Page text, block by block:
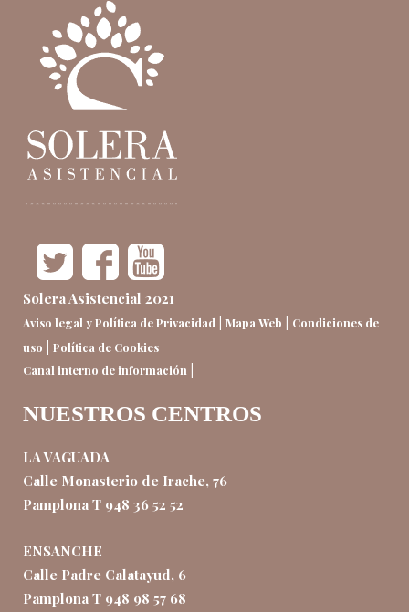
Solera Asistencial 2021
Aviso legal y Política de Privacidad | Mapa Web | Condiciones de
uso | Política de Cookies
Canal interno de información |
NUESTROS CENTROS
LA VAGUADA
Calle Monasterio de Irache, 76
Pamplona T 948 36 52 52
ENSANCHE
Calle Padre Calatayud, 6
Pamplona T 948 98 57 68